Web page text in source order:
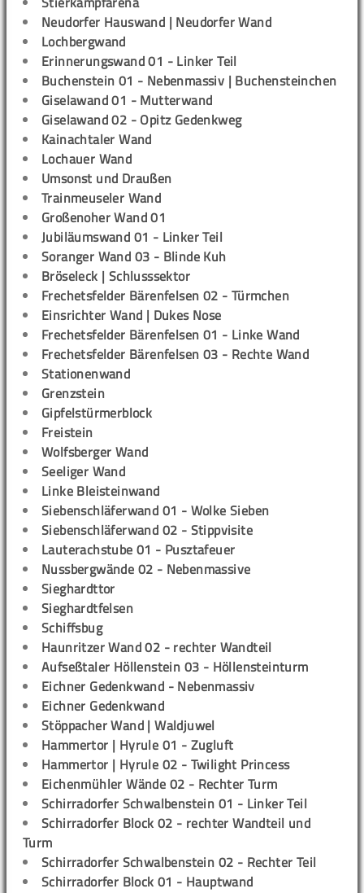
Neudorfer Hauswand | Neudorfer Wand
Lochbergwand
Erinnerungswand 01 - Linker Teil
Buchenstein 01 - Nebenmassiv | Buchensteinchen
Giselawand 01 - Mutterwand
Giselawand 02 - Opitz Gedenkweg
Kainachtaler Wand
Lochauer Wand
Umsonst und Draußen
Trainmeuseler Wand
Großenoher Wand 01
Jubiläumswand 01 - Linker Teil
Soranger Wand 03 - Blinde Kuh
Bröseleck | Schlusssektor
Frechetsfelder Bärenfelsen 02 - Türmchen
Einsrichter Wand | Dukes Nose
Frechetsfelder Bärenfelsen 01 - Linke Wand
Frechetsfelder Bärenfelsen 03 - Rechte Wand
Stationenwand
Grenzstein
Gipfelstürmerblock
Freistein
Wolfsberger Wand
Seeliger Wand
Linke Bleisteinwand
Siebenschläferwand 01 - Wolke Sieben
Siebenschläferwand 02 - Stippvisite
Lauterachstube 01 - Pusztafeuer
Nussbergwände 02 - Nebenmassive
Sieghardttor
Sieghardtfelsen
Schiffsbug
Haunritzer Wand 02 - rechter Wandteil
Aufseßtaler Höllenstein 03 - Höllensteinturm
Eichner Gedenkwand - Nebenmassiv
Eichner Gedenkwand
Stöppacher Wand | Waldjuwel
Hammertor | Hyrule 01 - Zugluft
Hammertor | Hyrule 02 - Twilight Princess
Eichenmühler Wände 02 - Rechter Turm
Schirradorfer Schwalbenstein 01 - Linker Teil
Schirradorfer Block 02 - rechter Wandteil und
Turm
Schirradorfer Schwalbenstein 02 - Rechter Teil
Schirradorfer Block 01 - Hauptwand